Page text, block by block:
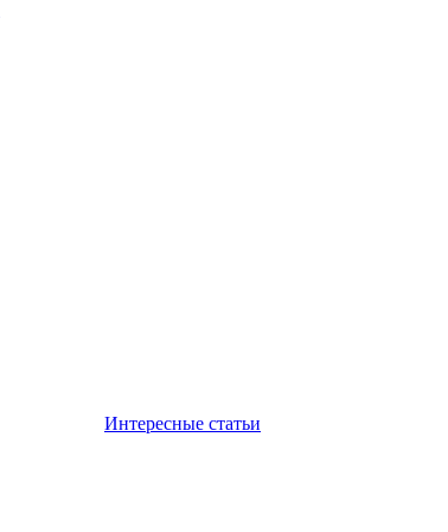
Интересные статьи